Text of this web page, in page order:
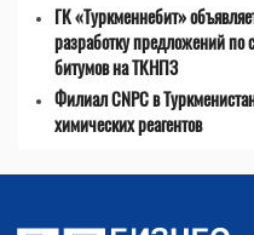
ГК «Туркменнебит»
разработку предложений по
битумов на ТКНПЗ
Филиал CNPC в
химических реагентов